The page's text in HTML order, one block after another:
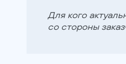
Для кого
со стороны